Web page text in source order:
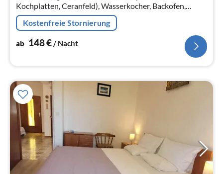
Kochplatten, Ceranfeld), Wasserkocher, Backofen,
Mikrowelle, Kühl-/Gefrierkombination)
Kostenfreie Stornierung
ab 148€/ Nacht